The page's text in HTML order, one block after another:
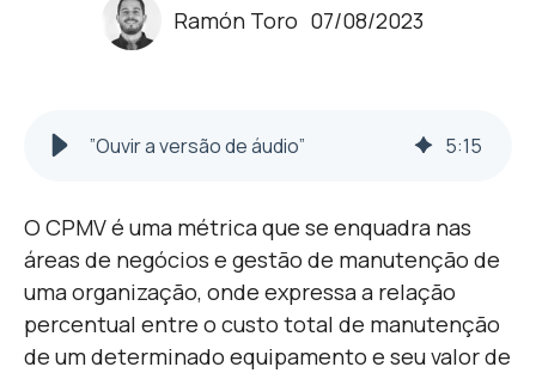
Ramón Toro 07/08/2023
”Ouvir a versão de áudio” 5:15
O CPMV é uma métrica que se enquadra nas
áreas de negócios e gestão de manutenção de
uma organização, onde expressa a relação
percentual entre o custo total de manutenção
de um determinado equipamento e seu valor de